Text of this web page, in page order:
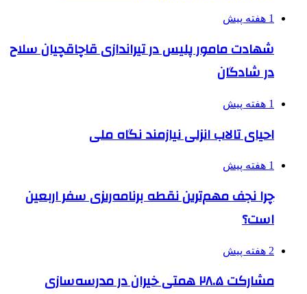
1 هفته پیش
شهادت مامور پلیس در تیراندازی قاچاقچیان سلاح
در شادگان
1 هفته پیش
احیای تالاب انزلی نیازمند نگاه ملی
1 هفته پیش
چرا نجف مهم‌ترین نقطه برنامه‌ریزی سفر اربعین
است؟
2 هفته پیش
مشارکت ۲۸.۵ همتی خیران در مدرسه‌سازی